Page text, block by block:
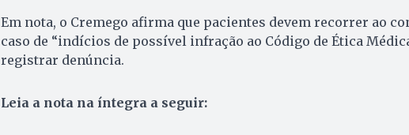
Em nota, o Cremego afirma que pacientes devem recorrer ao
caso de “indícios de possível infração ao Código de Ética
registrar denúncia.
Leia a nota na íntegra a seguir: